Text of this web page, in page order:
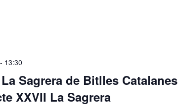
Sagrera de Bitlles Catalanes
XXVII La Sagrera
- 13:30